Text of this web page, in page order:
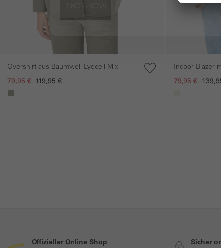
Overshirt aus Baumwoll-Lyocell-Mix
79,95 € 119,95 €
Indoor Blazer
79,95 €
Offizieller Online Shop
Sicher
SHOP NOW